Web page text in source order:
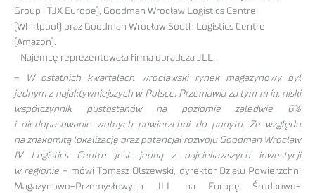
Group i TJX Europe), Goodman Wrocław Logistics Centre
(Whirlpool) oraz Goodman Wrocław South Logistics Centre
(Amazon).
Najemcę reprezentowała firma doradcza JLL.
–
W ostatnich kwartałach wrocławski rynek magazynowy był
jednym z najaktywniejszych w Polsce. Przemawia za tym m.in. niski
współczynnik pustostanów na poziomie zaledwie 6%
i niedopasowanie wolnych powierzchni do popytu. Ze względu
na znakomitą lokalizację oraz potencjał rozwoju Goodman Wrocław
IV Logistics Centre jest jedną z najciekawszych inwestycji
w regionie – mówi Tomasz Olszewski, dyrektor Działu Powierzchni
Magazynowo-Przemysłowych JLL na Europę Środkowo-